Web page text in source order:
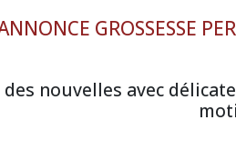
GROSSESSE
nouvelles avec